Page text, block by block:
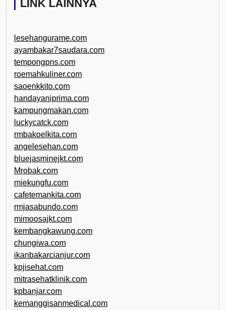
LINK LAINNYA
lesehangurame.com
ayambakar7saudara.com
tempongpns.com
roemahkuliner.com
saoenkkito.com
handayaniprima.com
kampungmakan.com
luckycatck.com
rmbakoelkita.com
angelesehan.com
bluejasminejkt.com
Mrobak.com
miekungfu.com
cafetemankita.com
rmjasabundo.com
mimoosajkt.com
kembangkawung.com
chungiwa.com
ikanbakarcianjur.com
kpjisehat.com
mitrasehatklinik.com
kpbanjar.com
kemanggisanmedical.com